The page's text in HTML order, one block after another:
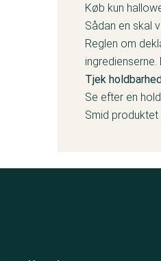
Køb kun
Sådan en skal
Reglen om
Tjek
Se efter en
Smid